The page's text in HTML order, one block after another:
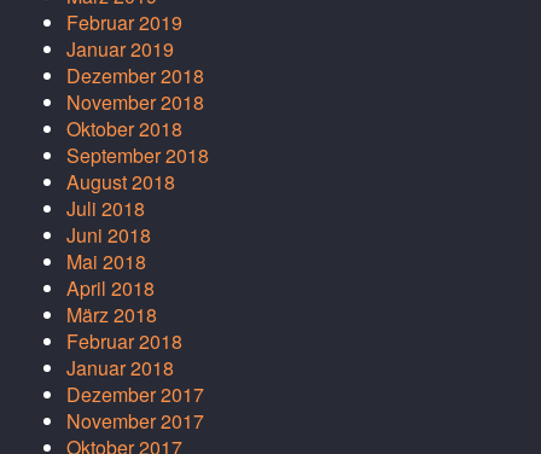
Februar 2019
Januar 2019
Dezember 2018
November 2018
Oktober 2018
September 2018
August 2018
Juli 2018
Juni 2018
Mai 2018
April 2018
März 2018
Februar 2018
Januar 2018
Dezember 2017
November 2017
Oktober 2017